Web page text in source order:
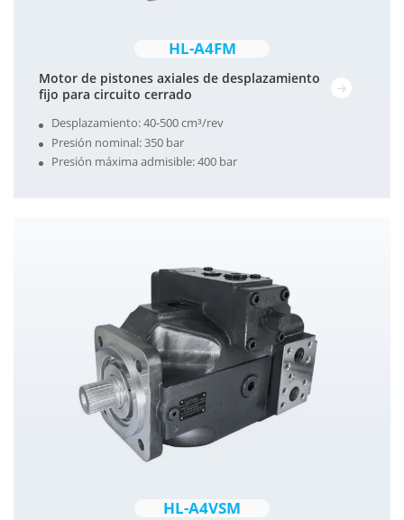
HL-A4FM
Motor de pistones axiales de desplazamiento
fijo para circuito cerrado
Desplazamiento: 40-500 cm³/rev
Presión nominal: 350 bar
Presión máxima admisible: 400 bar
HL-A4VSM